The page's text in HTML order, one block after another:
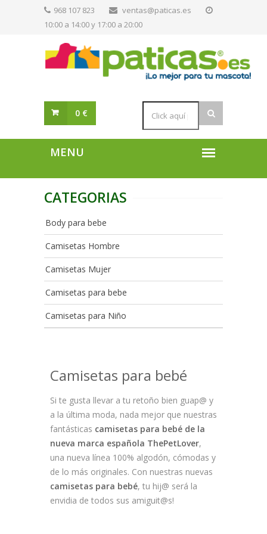
968 107 823
ventas@paticas.es
10:00 a 14:00 y 17:00 a 20:00
0 €
CATEGORIAS
Body para bebe
Camisetas Hombre
Camisetas Mujer
Camisetas para bebe
Camisetas para Niño
Camisetas para bebé
Si te gusta llevar a tu retoño bien guap@ y
a la última moda, nada mejor que nuestras
fantásticas camisetas para bebé de la
nueva marca española ThePetLover,
una nueva línea 100% algodón, cómodas y
de lo más originales. Con nuestras nuevas
camisetas para bebé, tu hij@ será la
envidia de todos sus amiguit@s!